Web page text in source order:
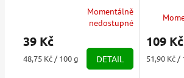
produktu
5,0
Momentálně
nedostupné
39 Kč
Měrná
48,75 Kč / 100 g DETAIL
109 Kč
Měrná
51,90 Kč /